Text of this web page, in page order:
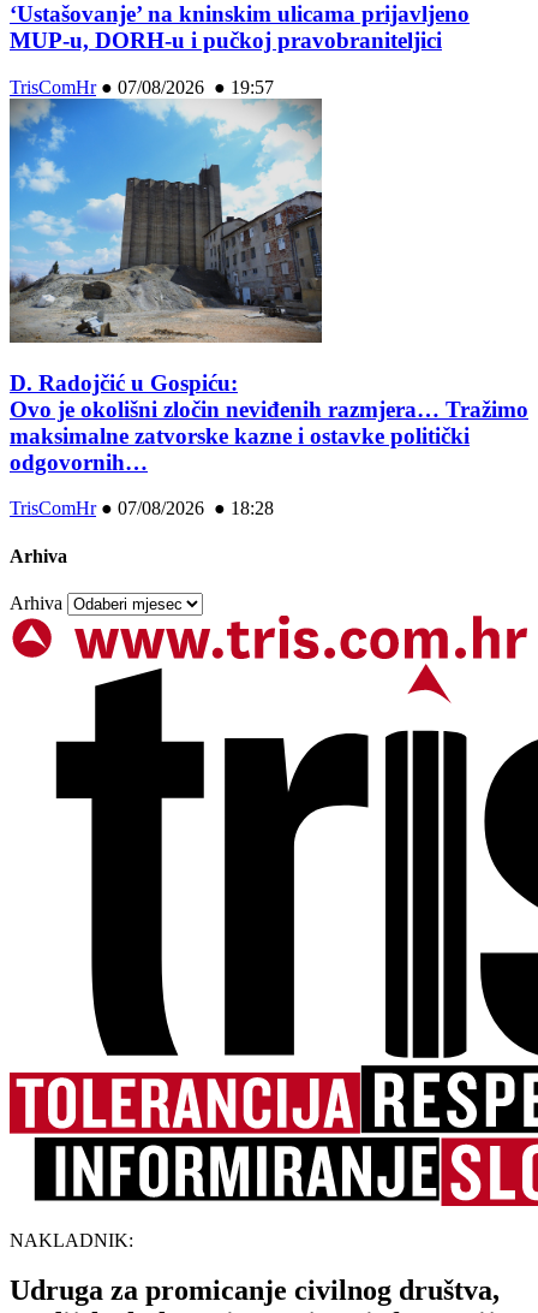
‘Ustašovanje’ na kninskim ulicama prijavljeno
MUP-u, DORH-u i pučkoj pravobraniteljici
TrisComHr● 07/08/2026 ● 19:57
D. Radojčić u Gospiću:
Ovo je okolišni zločin neviđenih razmjera… Tražimo
maksimalne zatvorske kazne i ostavke politički
odgovornih…
TrisComHr● 07/08/2026 ● 18:28
Arhiva
Arhiva
NAKLADNIK:
Udruga za promicanje civilnog društva,